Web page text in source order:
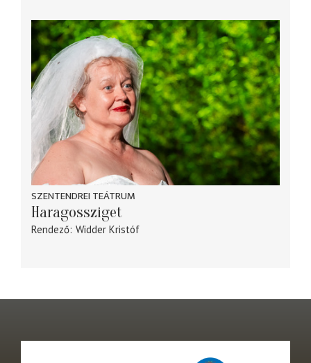
SZENTENDREI TEÁTRUM
Haragossziget
Rendező Widder Kristóf